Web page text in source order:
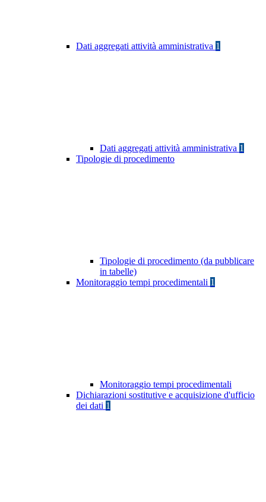
Dati aggregati attività amministrativa 1
Dati aggregati attività amministrativa 1
Tipologie di procedimento
Tipologie di procedimento (da pubblicare
in tabelle)
Monitoraggio tempi procedimentali 1
Monitoraggio tempi procedimentali
Dichiarazioni sostitutive e acquisizione d'ufficio
dei dati 1